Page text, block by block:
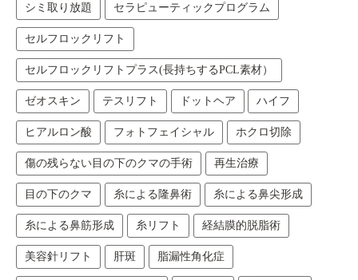
シミ取り放題 セラピューティックプログラム
セルフロックリフト
セルフロックリフトプラス(長持ちするPCL素材）
ゼオスキン テスリフト ドットヘア ハイフ
ヒアルロン酸 フォトフェイシャル ホクロ切除
傷の残らない目の下のクマの手術 再生治療
目の下のクマ 糸による隆鼻術 糸による鼻尖形成
糸による鼻筋形成 糸リフト 経結膜的脱脂術
美容針リフト 肝斑 脂漏性角化症